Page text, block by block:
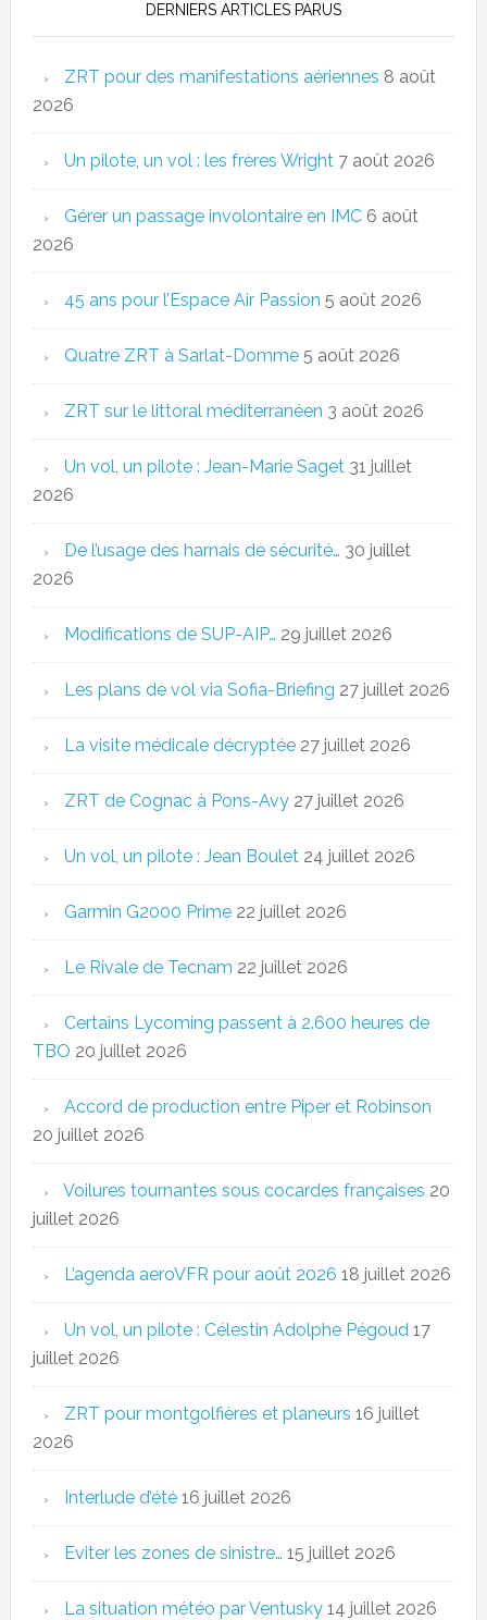
DERNIERS ARTICLES PARUS
ZRT pour des manifestations aériennes 8 août
2026
Un pilote, un vol : les frères Wright 7 août 2026
Gérer un passage involontaire en IMC 6 août
2026
45 ans pour l’Espace Air Passion 5 août 2026
Quatre ZRT à Sarlat-Domme 5 août 2026
ZRT sur le littoral méditerranéen 3 août 2026
Un vol, un pilote : Jean-Marie Saget 31 juillet
2026
De l’usage des harnais de sécurité… 30 juillet
2026
Modifications de SUP-AIP… 29 juillet 2026
Les plans de vol via Sofia-Briefing 27 juillet 2026
La visite médicale décryptée 27 juillet 2026
ZRT de Cognac à Pons-Avy 27 juillet 2026
Un vol, un pilote : Jean Boulet 24 juillet 2026
Garmin G2000 Prime 22 juillet 2026
Le Rivale de Tecnam 22 juillet 2026
Certains Lycoming passent à 2.600 heures de
TBO 20 juillet 2026
Accord de production entre Piper et Robinson
20 juillet 2026
Voilures tournantes sous cocardes françaises 20
juillet 2026
L’agenda aeroVFR pour août 2026 18 juillet 2026
Un vol, un pilote : Célestin Adolphe Pégoud 17
juillet 2026
ZRT pour montgolfières et planeurs 16 juillet
2026
Interlude d’été 16 juillet 2026
Eviter les zones de sinistre… 15 juillet 2026
La situation météo par Ventusky 14 juillet 2026